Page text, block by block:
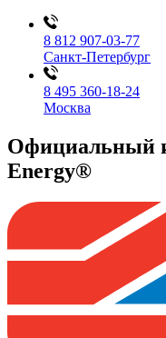
8 812 907-03-77
Санкт-Петербург
8 495 360-18-24
Москва
Официальный
Energy®